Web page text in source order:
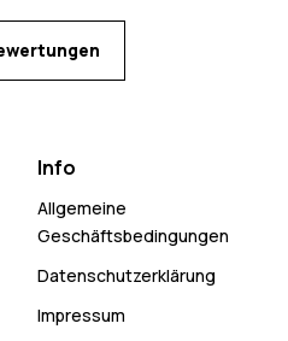
Info
Allgemeine
Geschäftsbedingungen
Datenschutzerklärung
Impressum